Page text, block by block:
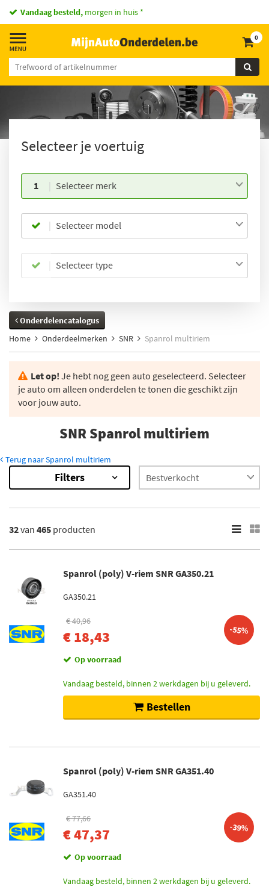
Vandaag besteld, morgen in huis *
0
Selecteer je voertuig
1 Selecteer merk
Selecteer model
Selecteer type
Onderdelencatalogus
Home
Onderdeelmerken SNR Spanrol multiriem
Let op! Je hebt nog geen auto geselecteerd. Selecteer
je auto om alleen onderdelen te tonen die geschikt zijn
voor jouw auto.
SNR Spanrol multiriem
Terug naar Spanrol multiriem
Resultaten
×
Niet op voorraad (385)
Op voorraad (80)
Filters
32van 465 producten
Spanrol (poly) V-riem SNR GA350.21
GA350.21
€ 40,96
€ 18,43 -55%
Op voorraad
Vandaag besteld, binnen 2 werkdagen bij u geleverd.
Bestellen
Spanrol (poly) V-riem SNR GA351.40
GA351.40
€ 77,66
€ 47,37 -39%
Op voorraad
Vandaag besteld, binnen 2 werkdagen bij u geleverd.